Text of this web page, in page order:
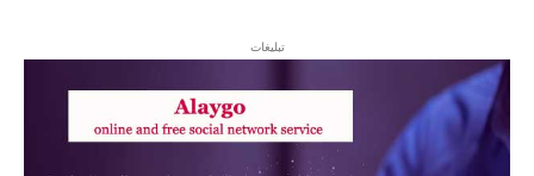
تبلیغات